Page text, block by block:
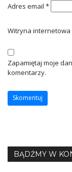
Adres email *
Witryna internetowa
Zapamiętaj moje
komentarzy.
BĄDŹMY W